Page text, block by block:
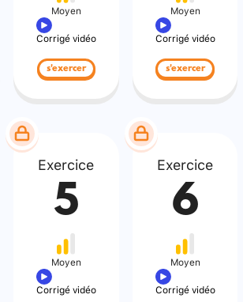
Moyen
Corrigé vidéo
s'exercer
Moyen
Corrigé vidéo
s'exercer
Exercice
5
Moyen
Corrigé vidéo
Exercice
6
Moyen
Corrigé vidéo